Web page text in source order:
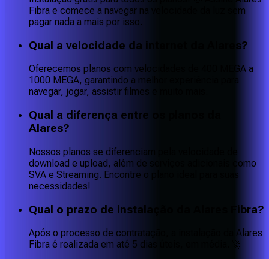
Fibra e comece a navegar na velocidade da luz sem
pagar nada a mais por isso.
Qual a velocidade da internet da Alares?
Oferecemos planos com velocidades de 400 MEGA a
1000 MEGA, garantindo a melhor experiência para
navegar, jogar, assistir filmes e muito mais.
Qual a diferença entre os planos da
Alares?
Nossos planos se diferenciam pela velocidade de
download e upload, além de serviços adicionais como
SVA e Streaming. Encontre o plano ideal para suas
necessidades!
Qual o prazo de instalação da Alares Fibra?
Após o processo de contratação, a instalação da Alares
Fibra é realizada em até 5 dias úteis, em média. 🚀